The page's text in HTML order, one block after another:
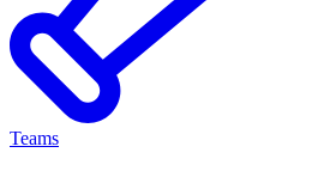
Teams